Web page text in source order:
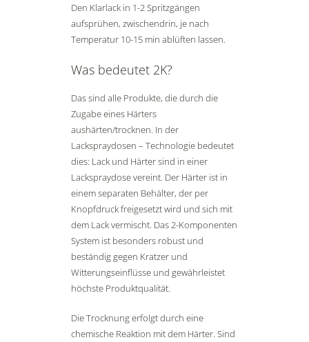
Den Klarlack in 1-2 Spritzgängen
aufsprühen, zwischendrin, je nach
Temperatur 10-15 min ablüften lassen.
Was bedeutet 2K?
Das sind alle Produkte, die durch die
Zugabe eines Härters
aushärten/trocknen. In der
Lackspraydosen – Technologie bedeutet
dies: Lack und Härter sind in einer
Lackspraydose vereint. Der Härter ist in
einem separaten Behälter, der per
Knopfdruck freigesetzt wird und sich mit
dem Lack vermischt. Das 2-Komponenten
System ist besonders robust und
beständig gegen Kratzer und
Witterungseinflüsse und gewährleistet
höchste Produktqualität.
Die Trocknung erfolgt durch eine
chemische Reaktion mit dem Härter. Sind